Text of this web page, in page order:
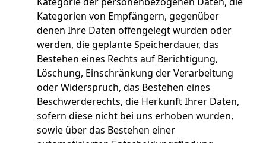
Kategorien von Empfängern, gegenüber
denen Ihre Daten offengelegt wurden oder
werden, die geplante Speicherdauer, das
Bestehen eines Rechts auf Berichtigung,
Löschung, Einschränkung der Verarbeitung
oder Widerspruch, das Bestehen eines
Beschwerderechts, die Herkunft Ihrer Daten,
sofern diese nicht bei uns erhoben wurden,
sowie über das Bestehen einer